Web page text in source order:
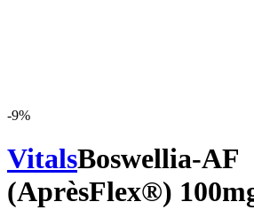
-9%
VitalsBoswellia-AF
(AprèsFlex®)